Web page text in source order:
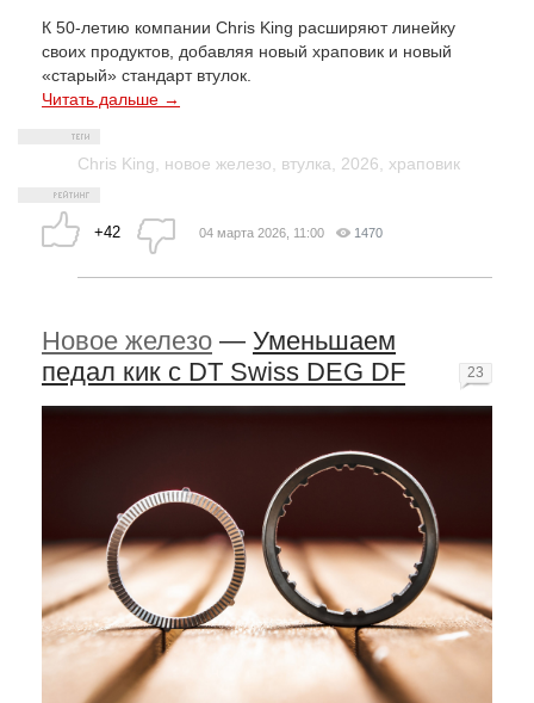
К 50-летию компании Chris King расширяют линейку
своих продуктов, добавляя новый храповик и новый
«старый» стандарт втулок.
Читать дальше →
Chris King, новое железо, втулка, 2026, храповик
+42 04 марта 2026, 11:00 1470
Новое железо — Уменьшаем
педал кик с DT Swiss DEG DF
23